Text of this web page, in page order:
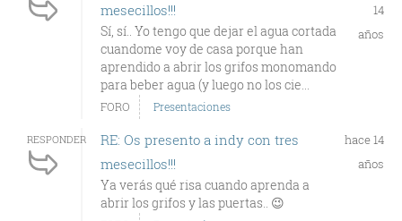
mesecillos!!!
Sí, sí.. Yo tengo que dejar el agua cortada
cuandome voy de casa porque han
aprendido a abrir los grifos monomando
para beber agua (y luego no los cie...
14
años
FORO Presentaciones
RESPONDER
RE: Os presento a indy con tres
mesecillos!!!
Ya verás qué risa cuando aprenda a
abrir los grifos y las puertas.. 😉
hace 14
años